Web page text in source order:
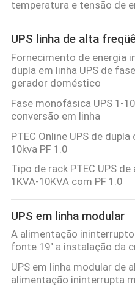
temperatura e tensão de
UPS linha de alta
Fornecimento de energia
dupla em linha UPS de
gerador doméstico
Fase monofásica UPS 1-
conversão em linha
PTEC Online UPS de
10kva PF 1.0
Tipo de rack PTEC UPS
1KVA-10KVA com PF 1.0
UPS em linha modular
A alimentação
fonte 19" a instalação da
UPS em linha modular de
alimentação ininterrupta